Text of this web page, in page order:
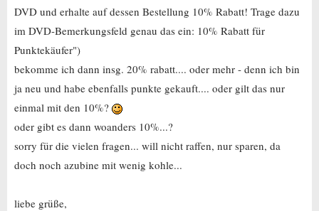
DVD und erhalte auf dessen Bestellung 10% Rabatt! Trage dazu
im DVD-Bemerkungsfeld genau das ein: 10% Rabatt für
Punktekäufer")
bekomme ich dann insg. 20% rabatt.... oder mehr - denn ich bin
ja neu und habe ebenfalls punkte gekauft.... oder gilt das nur
einmal mit den 10%?
oder gibt es dann woanders 10%...?
sorry für die vielen fragen... will nicht raffen, nur sparen, da
doch noch azubine mit wenig kohle...
liebe grüße,